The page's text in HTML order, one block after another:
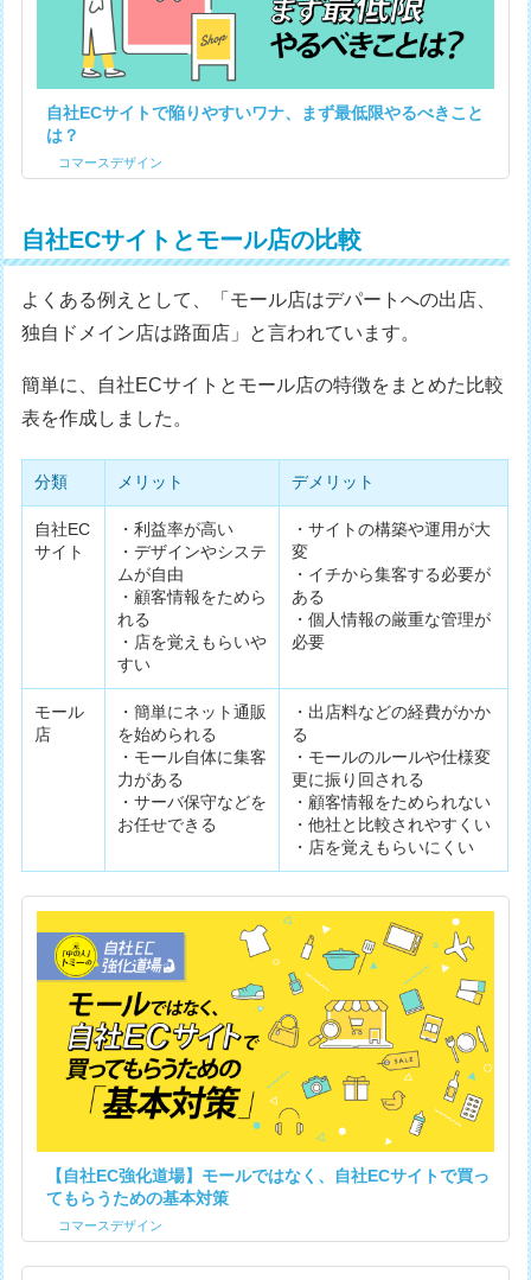
自社ECサイトで陥りやすいワナ、まず最低限やるべきこと
は？
コマースデザイン
自社ECサイトとモール店の比較
よくある例えとして、「モール店はデパートへの出店、
独自ドメイン店は路面店」と言われています。
簡単に、自社ECサイトとモール店の特徴をまとめた比較
表を作成しました。
分類 メリット デメリット
自社EC
サイト
・利益率が高い
・デザインやシステ
ムが自由
・顧客情報をためら
れる
・店を覚えもらいや
すい
・サイトの構築や運用が大
変
・イチから集客する必要が
ある
・個人情報の厳重な管理が
必要
モール
店
・簡単にネット通販
を始められる
・モール自体に集客
力がある
・サーバ保守などを
お任せできる
・出店料などの経費がかか
る
・モールのルールや仕様変
更に振り回される
・顧客情報をためられない
・他社と比較されやすくい
・店を覚えもらいにくい
【自社EC強化道場】モールではなく、自社ECサイトで買っ
てもらうための基本対策
コマースデザイン